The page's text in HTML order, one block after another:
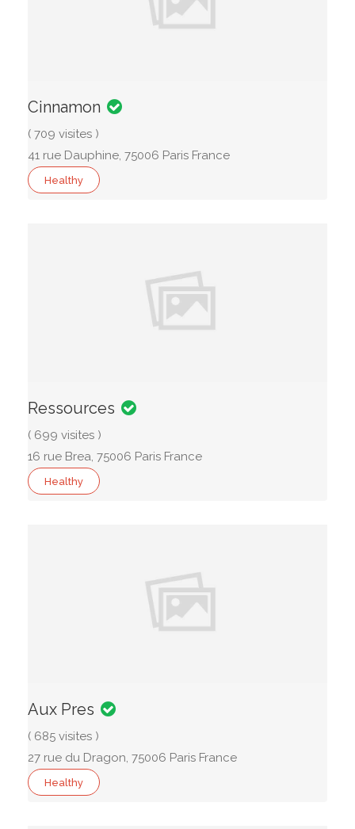
Cinnamon
( 709 visites )
41 rue Dauphine, 75006 Paris France
Healthy
Ressources
( 699 visites )
16 rue Brea, 75006 Paris France
Healthy
Aux Pres
( 685 visites )
27 rue du Dragon, 75006 Paris France
Healthy